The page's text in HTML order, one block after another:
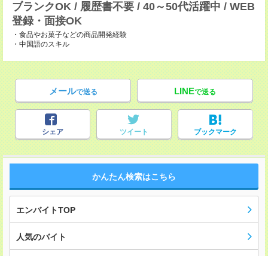
ブランクOK / 履歴書不要 / 40～50代活躍中 / WEB
登録・面接OK
・食品やお菓子などの商品開発経験
・中国語のスキル
メールで送る LINEで送る
シェア ツイート ブックマーク
かんたん検索はこちら
エンバイトTOP
人気のバイト